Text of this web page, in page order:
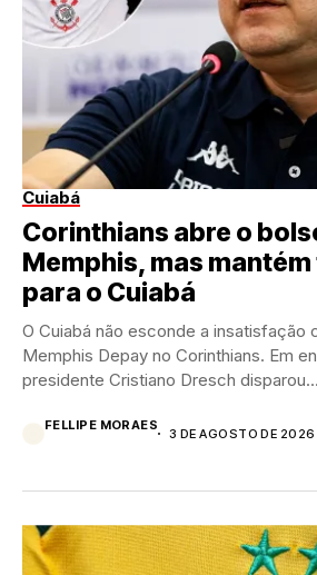
Cuiabá
Corinthians abre o
Memphis, mas
para o Cuiabá
O Cuiabá não esconde a insatisfação
Memphis Depay no Corinthians. Em
presidente Cristiano Dresch disparou...
FELLIPE MORAES
3 DE AGOSTO DE 2026